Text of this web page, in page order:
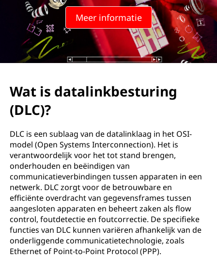
b
n
Meer informatie
Wat is datalinkbesturing
(DLC)?
DLC is een sublaag van de datalinklaag in het OSI-
model (Open Systems Interconnection). Het is
verantwoordelijk voor het tot stand brengen,
onderhouden en beëindigen van
communicatieverbindingen tussen apparaten in een
netwerk. DLC zorgt voor de betrouwbare en
efficiënte overdracht van gegevensframes tussen
aangesloten apparaten en beheert zaken als flow
control, foutdetectie en foutcorrectie. De specifieke
functies van DLC kunnen variëren afhankelijk van de
onderliggende communicatietechnologie, zoals
Ethernet of Point-to-Point Protocol (PPP).